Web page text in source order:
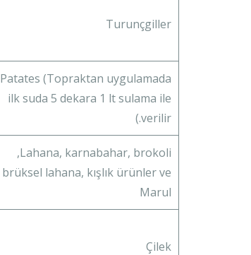
Turunçgiller
Patates (Topraktan uygulamada
ilk suda 5 dekara 1 lt sulama ile
verilir.)
Lahana, karnabahar, brokoli,
brüksel lahana, kışlık ürünler ve
Marul
Çilek